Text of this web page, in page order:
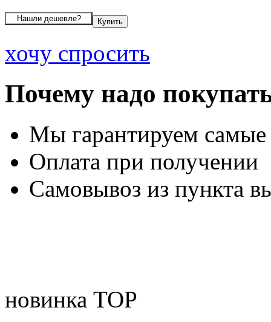
хочу спросить
Почему надо
Мы гарантируем
Оплата при получении
Самовывоз из пункта
новинка TOP